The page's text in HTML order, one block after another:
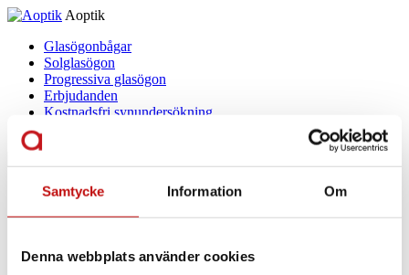
Samtycke Information Om
Denna webbplats använder cookies
Aoptik
Glasögonbågar
Solglasögon
Progressiva glasögon
Erbjudanden
Kostnadsfri synundersökning
Linser